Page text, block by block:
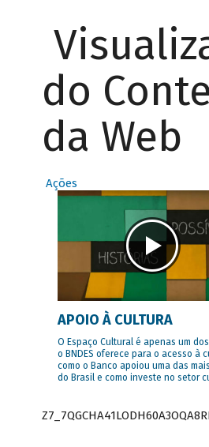
do
da Web
Ações
APOIO À CULTURA
O Espaço Cultural é apenas um
o BNDES oferece para o acesso à
como o Banco apoiou uma das
do Brasil e como investe no setor